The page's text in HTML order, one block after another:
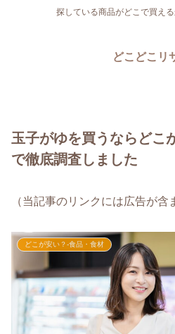
探している商品がどこで買え
どこどこリ
玉子がゆを買うならどこ
で徹底調査しました
（当記事のリンクには広告が含
どこが安い？-食品・食材